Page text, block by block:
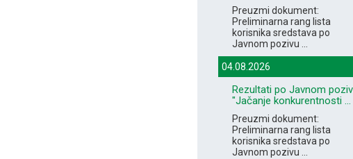
Preuzmi dokument:
Preliminarna rang lista
korisnika sredstava po
Javnom pozivu ...
04.08.2026
Rezultati po Javnom
"Jačanje konkurentnosti ...
Preuzmi dokument:
Preliminarna rang lista
korisnika sredstava po
Javnom pozivu ...